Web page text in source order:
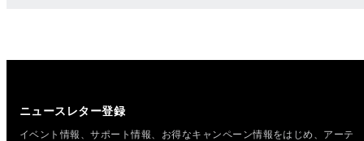
ニュースレター登録
イベント情報、サポート情報、お得なキャンペーン情報をはじめ、 アーテ